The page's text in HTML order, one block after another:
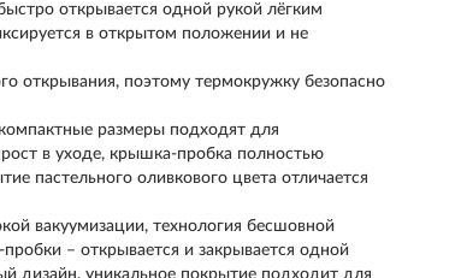
открывается одной рукой лёгким
в открытом положении и не
открывания, поэтому термокружку безопасно
размеры подходят для
в уходе, крышка-пробка полностью
пастельного оливкового цвета отличается
вакуумизации, технология бесшовной
– открывается и закрывается одной
дизайн, уникальное покрытие подходит для